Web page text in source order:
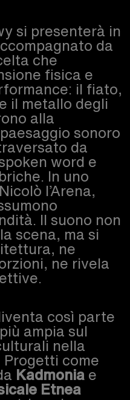
si presenterà in
da
che
fisica e
il fiato,
il metallo degli
alla
sonoro
da
word e
In uno
l’Arena,
Il suono non
scena, ma si
ne
ne rivela
così parte
ampia sul
nella
come
Kadmonia e
Etnea